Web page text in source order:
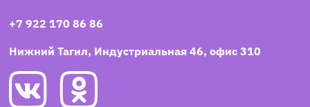
+7 922 170 86 86
Нижний Тагил, Индустриальная 46, офис 310